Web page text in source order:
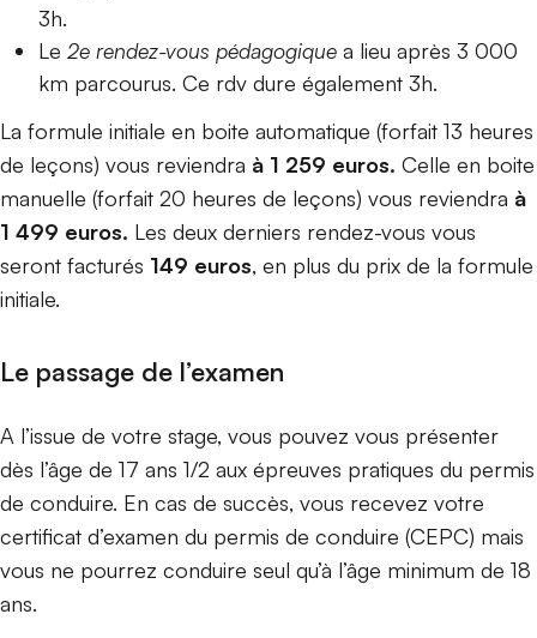
3h.
Le 2e rendez-vous pédagogique a lieu après 3 000
km parcourus. Ce rdv dure également 3h.
La formule initiale en boite automatique (forfait 13 heures
de leçons) vous reviendra à 1 259 euros. Celle en boite
manuelle (forfait 20 heures de leçons) vous reviendra à
1 499 euros. Les deux derniers rendez-vous vous
seront facturés 149 euros, en plus du prix de la formule
initiale.
Le passage de l’examen
A l’issue de votre stage, vous pouvez vous présenter
dès l’âge de 17 ans 1/2 aux épreuves pratiques du permis
de conduire. En cas de succès, vous recevez votre
certificat d’examen du permis de conduire (CEPC) mais
vous ne pourrez conduire seul qu’à l’âge minimum de 18
ans.